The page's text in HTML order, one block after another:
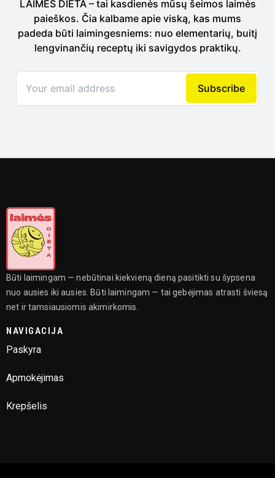
Būti laimingam — nebūtinai kiekvieną dieną pasitikti su šypsena
nuo ausies iki ausies. Būti laimingam — tai gebėjimas atrasti šviesą
net ir tamsiausiomis akimirkomis.
NAVIGACIJA
Paskyra
Apmokėjimas
Krepšelis